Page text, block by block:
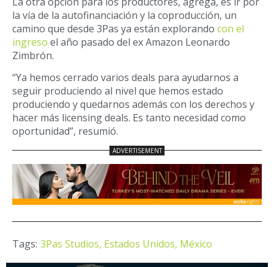
la vía de la autofinanciación y la coproducción, un
camino que desde 3Pas ya están explorando con el
ingreso el año pasado del ex Amazon Leonardo
Zimbrón.
“Ya hemos cerrado varios deals para ayudarnos a
seguir produciendo al nivel que hemos estado
produciendo y quedarnos además con los derechos y
hacer más licensing deals. Es tanto necesidad como
oportunidad”, resumió.
Tags: 3Pas Studios, Estados Unidos, México